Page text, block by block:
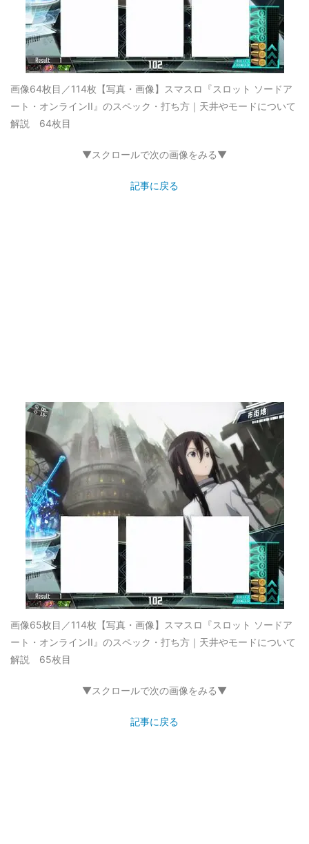
画像64枚目／114枚 【写真・画像】スマスロ『スロット ソードア
ート・オンラインII』のスペック・打ち方｜天井やモードについて
解説 64枚目
▼スクロールで次の画像をみる▼
記事に戻る
画像65枚目／114枚 【写真・画像】スマスロ『スロット ソードア
ート・オンラインII』のスペック・打ち方｜天井やモードについて
解説 65枚目
▼スクロールで次の画像をみる▼
記事に戻る